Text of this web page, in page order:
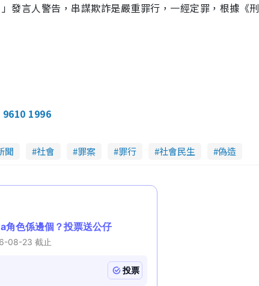
發言人警告，串謀欺詐是嚴重罪行，一經定罪，根據《刑
9610 1996
聞 社會 罪案 罪行 社會民生 偽造